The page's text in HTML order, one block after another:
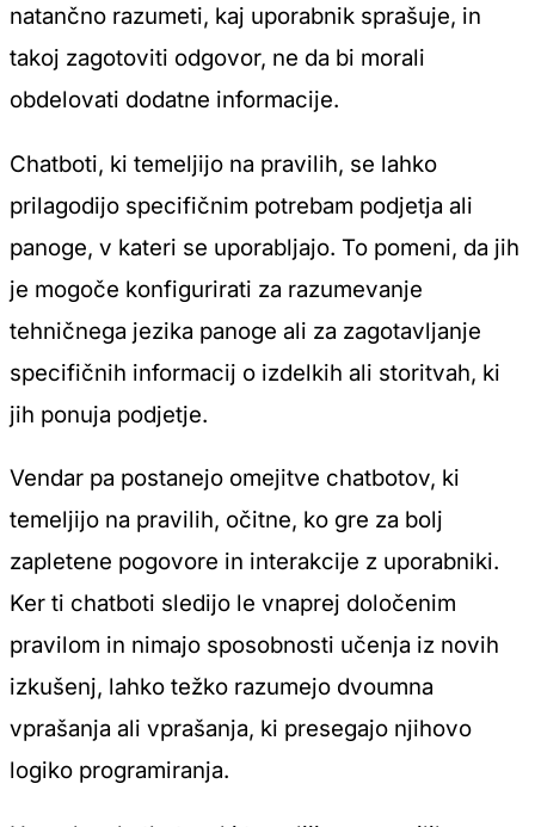
natančno razumeti, kaj uporabnik sprašuje, in
takoj zagotoviti odgovor, ne da bi morali
obdelovati dodatne informacije.
Chatboti, ki temeljijo na pravilih, se lahko
prilagodijo specifičnim potrebam podjetja ali
panoge, v kateri se uporabljajo. To pomeni, da jih
je mogoče konfigurirati za razumevanje
tehničnega jezika panoge ali za zagotavljanje
specifičnih informacij o izdelkih ali storitvah, ki
jih ponuja podjetje.
Vendar pa postanejo omejitve chatbotov, ki
temeljijo na pravilih, očitne, ko gre za bolj
zapletene pogovore in interakcije z uporabniki.
Ker ti chatboti sledijo le vnaprej določenim
pravilom in nimajo sposobnosti učenja iz novih
izkušenj, lahko težko razumejo dvoumna
vprašanja ali vprašanja, ki presegajo njihovo
logiko programiranja.